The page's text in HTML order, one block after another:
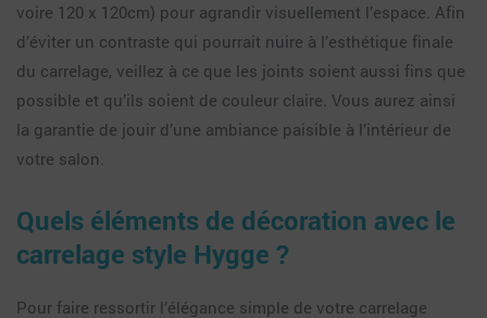
voire 120 x 120cm) pour agrandir visuellement l’espace. Afin
d’éviter un contraste qui pourrait nuire à l’esthétique finale
du carrelage, veillez à ce que les joints soient aussi fins que
possible et qu’ils soient de couleur claire. Vous aurez ainsi
la garantie de jouir d’une ambiance paisible à l’intérieur de
votre salon.
Quels éléments de décoration avec le
carrelage style Hygge ?
Pour faire ressortir l’élégance simple de votre carrelage